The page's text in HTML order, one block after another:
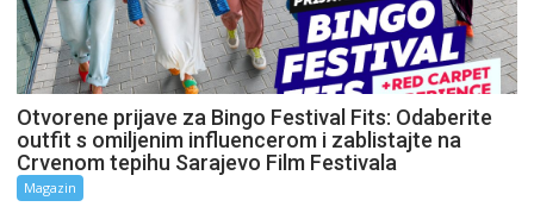
Otvorene prijave za Bingo Festival Fits: Odaberite
outfit s omiljenim influencerom i zablistajte na
Crvenom tepihu Sarajevo Film Festivala
Magazin